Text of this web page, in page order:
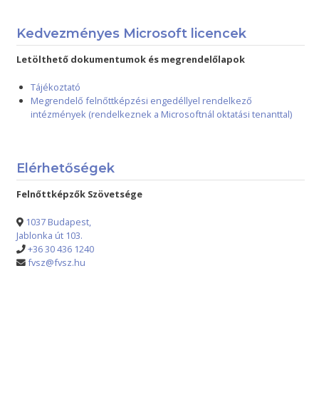
Kedvezményes Microsoft licencek
Letölthető dokumentumok és megrendelőlapok
Tájékoztató
Megrendelő felnőttképzési engedéllyel rendelkező
intézmények (rendelkeznek a Microsoftnál oktatási tenanttal)
Elérhetőségek
Felnőttképzők Szövetsége
1037 Budapest,
Jablonka út 103.
+36 30 436 1240
fvsz@fvsz.hu